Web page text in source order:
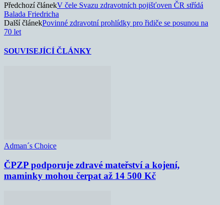
Předchozí článekV čele Svazu zdravotních pojišťoven ČR střídá
Balada Friedricha
Další článekPovinné zdravotní prohlídky pro řidiče se posunou na
70 let
SOUVISEJÍCÍ ČLÁNKY
Adman´s Choice
ČPZP podporuje zdravé mateřství a kojení,
maminky mohou čerpat až 14 500 Kč